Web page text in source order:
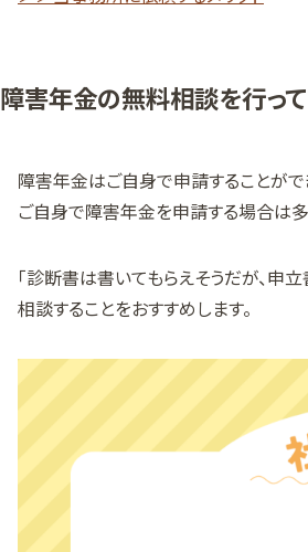
障害年金の無料相談を行っ
障害年金はご自身で申請することがで
ご自身で障害年金を申請する場合は多
「診断書は書いてもらえそうだが、申
相談することをおすすめします。